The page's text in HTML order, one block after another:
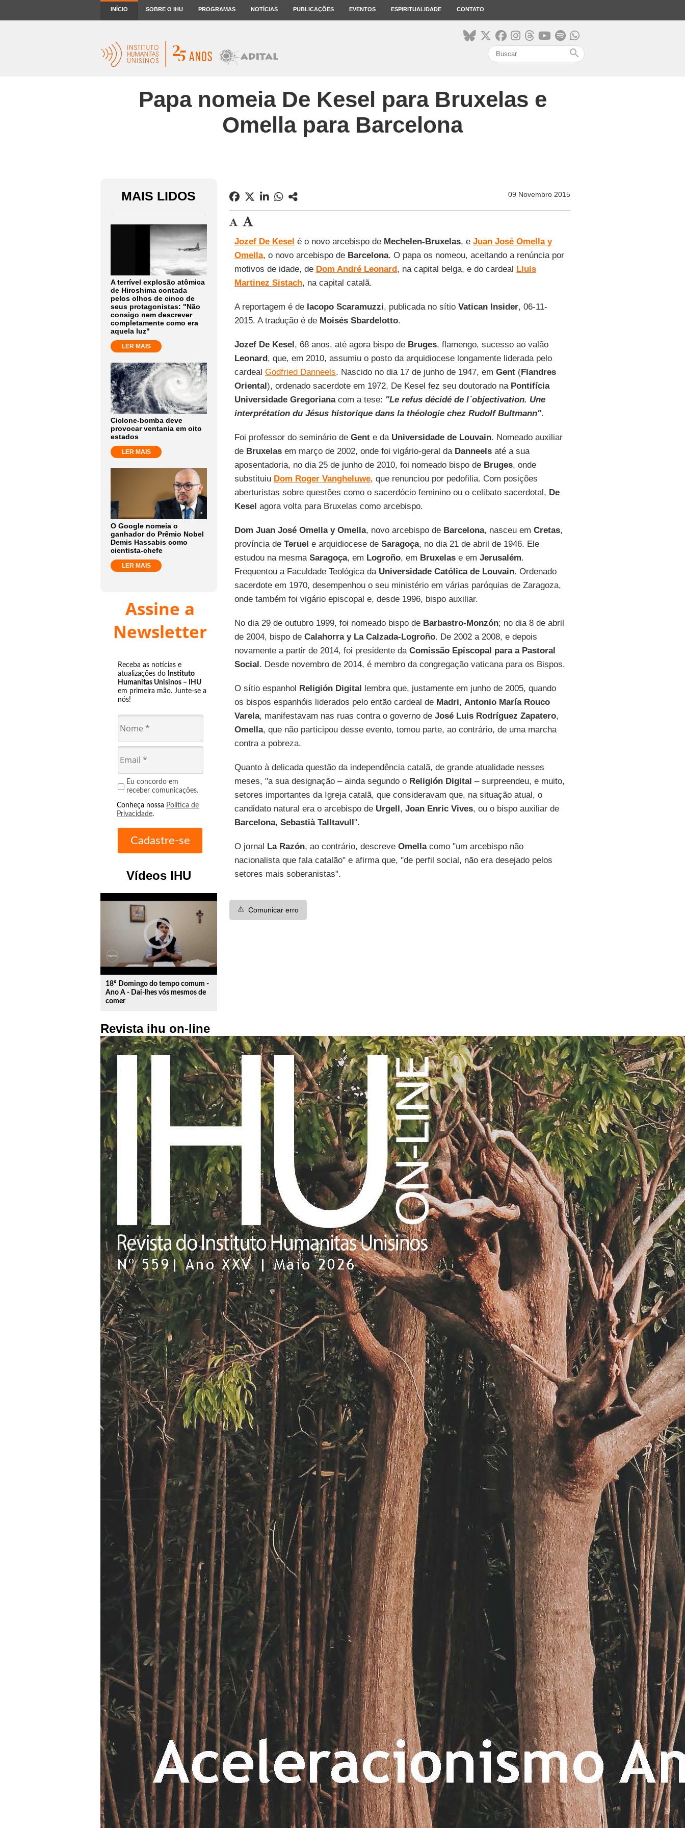
INÍCIO SOBRE O IHU PROGRAMAS NOTÍCIAS PUBLICAÇÕES EVENTOS ESPIRITUALIDADE CONTATO
search
Papa nomeia De Kesel para Bruxelas e
Omella para Barcelona
MAIS LIDOS
A terrível explosão atômica
de Hiroshima contada
pelos olhos de cinco de
seus protagonistas: "Não
consigo nem descrever
completamente como era
aquela luz"
LER MAIS
Ciclone-bomba deve
provocar ventania em oito
estados
LER MAIS
O Google nomeia o
ganhador do Prêmio Nobel
Demis Hassabis como
cientista-chefe
LER MAIS
Assine a
Newsletter
Receba as notícias e
atualizações do Instituto
Humanitas Unisinos – IHU
em primeira mão. Junte-se a
nós!
Eu concordo em
receber comunicações.
Conheça nossa Política de
Privacidade.
Vídeos IHU
play_circle_outline
18º Domingo do tempo comum -
Ano A - Dai-lhes vós mesmos de
comer
Revista ihu on-line
09 Novembro 2015
Jozef De Kesel é o novo arcebispo de Mechelen-Bruxelas, e Juan José Omella y
Omella, o novo arcebispo de Barcelona. O papa os nomeou, aceitando a renúncia por
motivos de idade, de Dom André Leonard, na capital belga, e do cardeal Lluis
Martinez Sistach, na capital catalã.
A reportagem é de Iacopo Scaramuzzi, publicada no sítio Vatican Insider, 06-11-
2015. A tradução é de Moisés Sbardelotto.
Jozef De Kesel, 68 anos, até agora bispo de Bruges, flamengo, sucesso ao valão
Leonard, que, em 2010, assumiu o posto da arquidiocese longamente liderada pelo
cardeal Godfried Danneels. Nascido no dia 17 de junho de 1947, em Gent(Flandres
Oriental), ordenado sacerdote em 1972, De Kesel fez seu doutorado na Pontifícia
Universidade Gregorianacom a tese: "Le refus décidé de l`objectivation. Une
interprétation du Jésus historique dans la théologie chez Rudolf Bultmann".
Foi professor do seminário de Gente da Universidade de Louvain. Nomeado auxiliar
de Bruxelasem março de 2002, onde foi vigário-geral da Danneelsaté a sua
aposentadoria, no dia 25 de junho de 2010, foi nomeado bispo de Bruges, onde
substituiu Dom Roger Vangheluwe, que renunciou por pedofilia. Com posições
aberturistas sobre questões como o sacerdócio feminino ou o celibato sacerdotal, De
Kesel agora volta para Bruxelas como arcebispo.
Dom Juan José Omella y Omella, novo arcebispo de Barcelona, nasceu em Cretas,
província de Teruel e arquidiocese de Saragoça, no dia 21 de abril de 1946. Ele
estudou na mesma Saragoça, em Logroño, em Bruxelase em Jerusalém.
Frequentou a Faculdade Teológica da Universidade Católica de Louvain. Ordenado
sacerdote em 1970, desempenhou o seu ministério em várias paróquias de Zaragoza,
onde também foi vigário episcopal e, desde 1996, bispo auxiliar.
No dia 29 de outubro 1999, foi nomeado bispo de Barbastro-Monzón; no dia 8 de abril
de 2004, bispo de Calahorra y La Calzada-Logroño. De 2002 a 2008, e depois
novamente a partir de 2014, foi presidente da Comissão Episcopal para a Pastoral
Social. Desde novembro de 2014, é membro da congregação vaticana para os Bispos.
O sítio espanhol Religión Digital lembra que, justamente em junho de 2005, quando
os bispos espanhóis liderados pelo então cardeal de Madri, Antonio María Rouco
Varela, manifestavam nas ruas contra o governo de José Luis Rodríguez Zapatero,
Omella, que não participou desse evento, tomou parte, ao contrário, de uma marcha
contra a pobreza.
Quanto à delicada questão da independência catalã, de grande atualidade nesses
meses, "a sua designação – ainda segundo o Religión Digital – surpreendeu, e muito,
setores importantes da Igreja catalã, que consideravam que, na situação atual, o
candidato natural era o arcebispo de Urgell, Joan Enric Vives, ou o bispo auxiliar de
Barcelona, Sebastià Talltavull".
O jornal La Razón, ao contrário, descreve Omellacomo "um arcebispo não
nacionalista que fala catalão" e afirma que, "de perfil social, não era desejado pelos
setores mais soberanistas".
⚠️ Comunicar erro